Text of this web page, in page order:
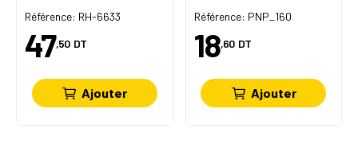
Référence: RH-6633
47,50 DT
Ajouter
Référence: PNP_160
18,60 DT
Ajouter